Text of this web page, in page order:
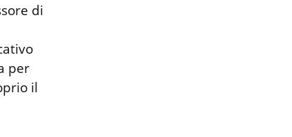
di
per
il